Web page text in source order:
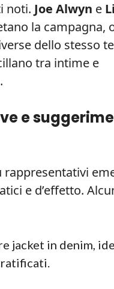
noti. Joe Alwyn e
la campagna,
dello stesso
tra intime e
e
rappresentativi
e d’effetto.
jacket in denim,